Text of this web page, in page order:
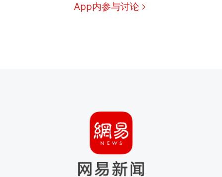
App内参与讨论